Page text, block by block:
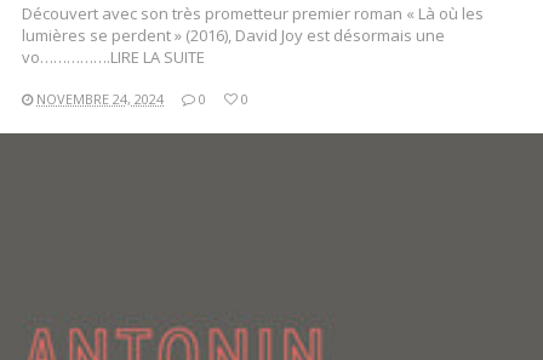
Découvert avec son très prometteur premier roman « Là où les
lumières se perdent » (2016), David Joy est désormais une
vo…………….LIRE LA SUITE
NOVEMBRE 24, 2024 0 0